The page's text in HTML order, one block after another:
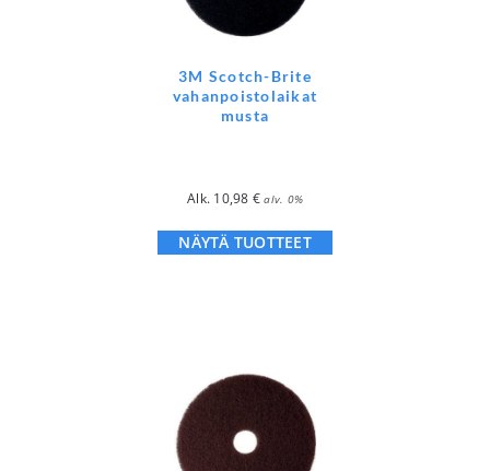
3M Scotch-Brite
vahanpoistolaikat
musta
Alk. 10,98 € alv. 0%
NÄYTÄ TUOTTEET